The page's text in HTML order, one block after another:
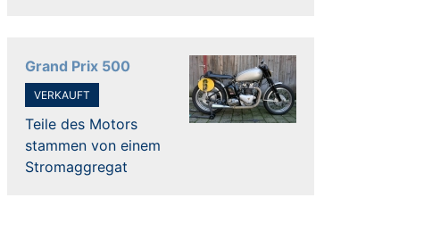
Grand Prix 500
VERKAUFT
Teile des Motors
stammen von einem
Stromaggregat